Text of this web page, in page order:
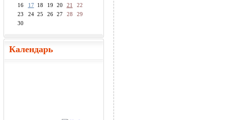
16
17 18 19 20 21
22
23
24 25 26 27 28
29
30
Календарь